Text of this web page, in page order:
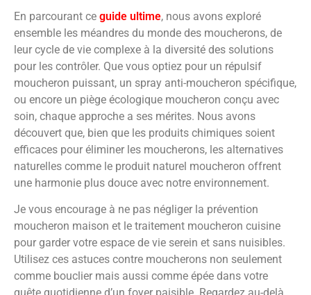
En parcourant ce guide ultime, nous avons exploré
ensemble les méandres du monde des moucherons, de
leur cycle de vie complexe à la diversité des solutions
pour les contrôler. Que vous optiez pour un répulsif
moucheron puissant, un spray anti-moucheron spécifique,
ou encore un piège écologique moucheron conçu avec
soin, chaque approche a ses mérites. Nous avons
découvert que, bien que les produits chimiques soient
efficaces pour éliminer les moucherons, les alternatives
naturelles comme le produit naturel moucheron offrent
une harmonie plus douce avec notre environnement.
Je vous encourage à ne pas négliger la prévention
moucheron maison et le traitement moucheron cuisine
pour garder votre espace de vie serein et sans nuisibles.
Utilisez ces astuces contre moucherons non seulement
comme bouclier mais aussi comme épée dans votre